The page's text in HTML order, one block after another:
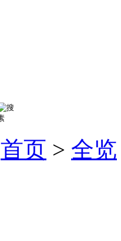
首页 > 全览